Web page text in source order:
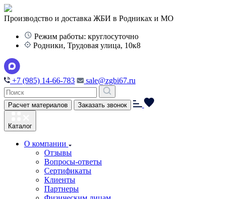
Производство и доставка ЖБИ в Родниках и МО
Режим работы: круглосуточно
Родники, Трудовая улица, 10к8
+7 (985) 14-66-783 sale@zgbi67.ru
Расчет материалов Заказать звонок
Каталог
О компании
Отзывы
Вопросы-ответы
Сертификаты
Клиенты
Партнеры